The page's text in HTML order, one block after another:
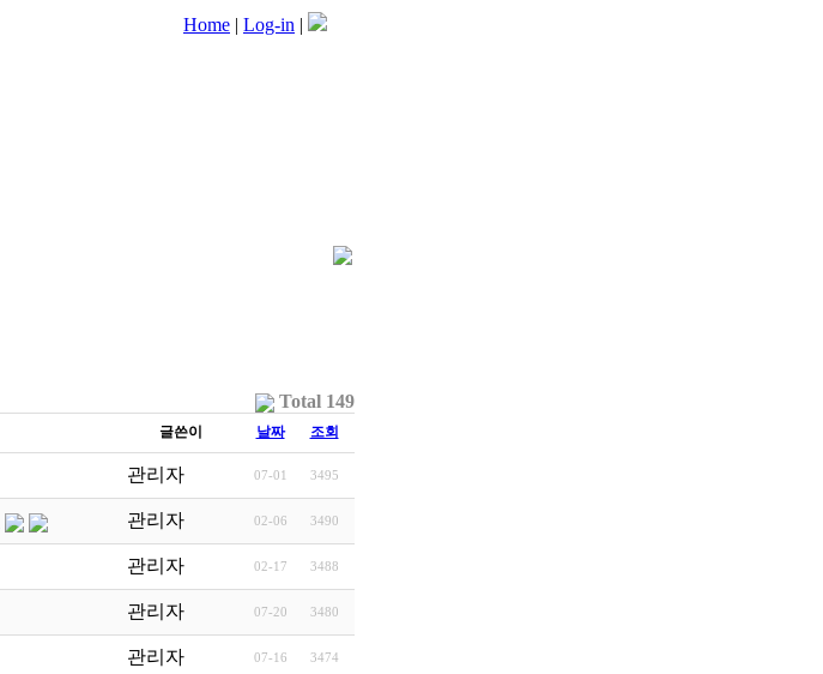
Home | Log-in |
Total 149
글쓴이 날짜 조회
관리자 07-01 3495
관리자 02-06 3490
관리자 02-17 3488
관리자 07-20 3480
관리자 07-16 3474